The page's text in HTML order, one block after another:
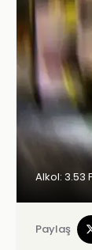
Alkol: 3.53
Paylaş